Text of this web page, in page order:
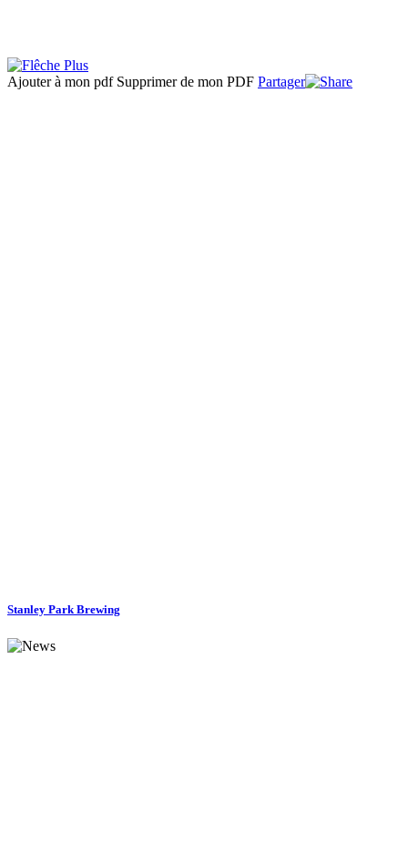
Ajouter à mon pdf Supprimer de mon PDF Partager
Stanley Park Brewing